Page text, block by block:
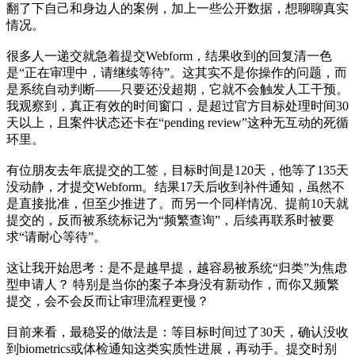
翻了下自己和身边人的案例，加上一些公开数据，想聊聊真实
情况。
很多人一递交就急着提交Webform，结果收到的回复清一色
是“正在审理中，请继续等待”。这其实不是你操作的问题，而
是系统自动判断——只要还没超期，它就不会触发人工干预。
我观察到，真正有效的时间窗口，是超过官方目标处理时间30
天以上，且案件状态还卡在“pending review”这种无互动的死循
环里。
有位朋友去年底提交的工签，目标时间是120天，他等了135天
没动静，才提交Webform。结果17天后收到补件通知，虽然不
是直接批准，但至少推进了。而另一个同样情况、提前10天就
提交的，反而被系统标记为“频繁查询”，后续再联系时被要
求“请耐心等待”。
这让我开始思考：是不是越早提，越容易被系统“归类”为焦虑
型申请人？ 特别是当你的案子本身没有新动作，而你又频繁
提交，会不会反而让审理流程更慢？
目前来看，最稳妥的做法是：等目标时间过了30天，确认没收
到biometrics或体检通知这类实质性进展，再动手。提交时别